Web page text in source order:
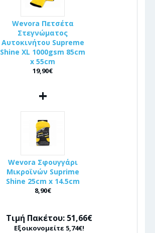
Wevora Πετσέτα
Στεγνώματος
Αυτοκινήτου Supreme
Shine XL 1000gsm 85cm
x 55cm
19,90€
+
Wevora Σφουγγάρι
Μικροϊνών Suprime
Shine 25cm x 14.5cm
8,90€
Τιμή Πακέτου: 51,66€
Εξοικονομείτε 5,74€!